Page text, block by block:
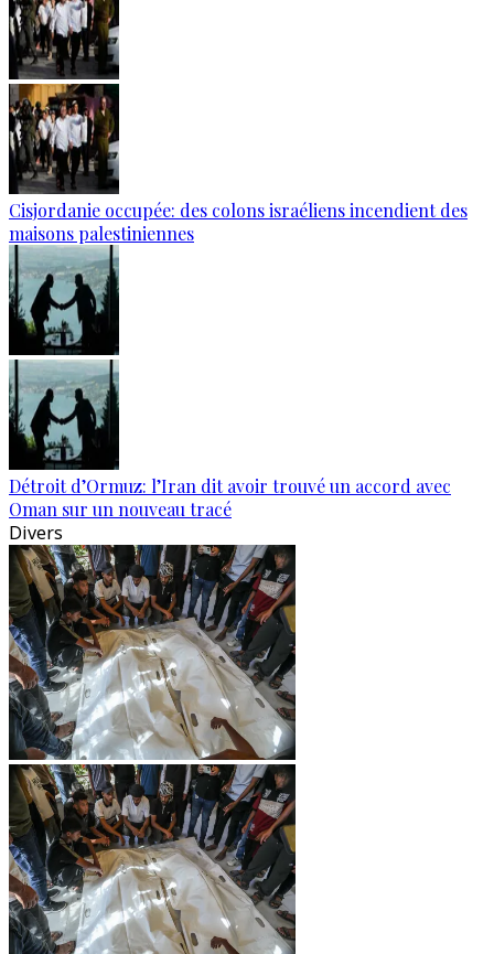
Cisjordanie occupée: des colons israéliens incendient des
maisons palestiniennes
Détroit d’Ormuz: l’Iran dit avoir trouvé un accord avec
Oman sur un nouveau tracé
Divers